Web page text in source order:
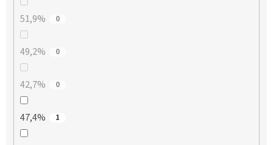
51,9% 0
49,2% 0
42,7% 0
47,4% 1